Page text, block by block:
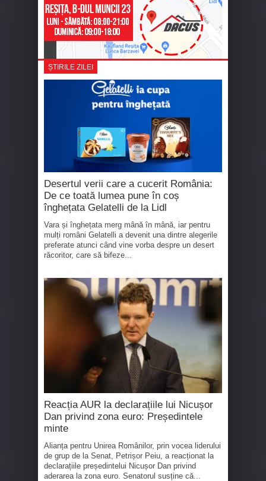
ȘTIRILE ZILEI
Desertul verii care a cucerit România:
De ce toată lumea pune în coș
înghețata Gelatelli de la Lidl
Vara și înghețata merg mână în mână, iar pentru
mulți români Gelatelli a devenit una dintre alegerile
preferate atunci când vine vorba despre un desert
răcoritor, care să bifeze...
Reacția AUR la declarațiile lui Nicușor
Dan privind zona euro: Președintele
minte
Alianța pentru Unirea Românilor, prin vocea liderului
de grup de la Senat, Petrișor Peiu, a reacționat la
declarațiile președintelui Nicușor Dan privind
aderarea la zona euro. Senatorul susține că...